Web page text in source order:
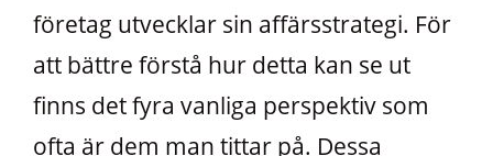
företag utvecklar sin affärsstrategi. För
att bättre förstå hur detta kan se ut
finns det fyra vanliga perspektiv som
ofta är dem man tittar på. Dessa